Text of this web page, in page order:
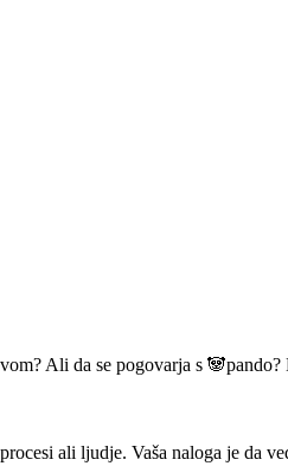
Ali da se pogovarja s
ali ljudje. Vaša naloga je da